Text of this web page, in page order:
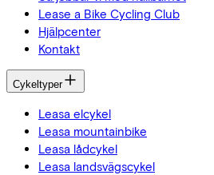
Lease a Bike Cycling Club
Hjälpcenter
Kontakt
Cykeltyper
Leasa elcykel
Leasa mountainbike
Leasa lådcykel
Leasa landsvägscykel